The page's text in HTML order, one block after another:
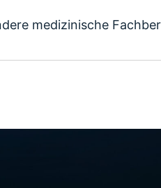
medizinische